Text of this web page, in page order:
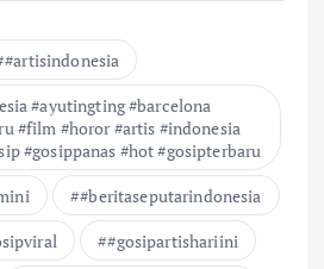
#artisindonesia
#ayutingting #barcelona
#film #horor #artis #indonesia
#gosippanas #hot #gosipterbaru
#beritaseputarindonesia
#gosipartishariini